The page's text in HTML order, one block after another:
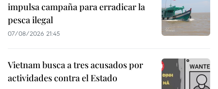
impulsa campaña para erradicar la
pesca ilegal
07/08/2026 21:45
Vietnam busca a tres acusados por
actividades contra el Estado